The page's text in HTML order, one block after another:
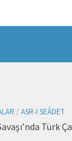
/ ASR-I SEÂDET
Türk